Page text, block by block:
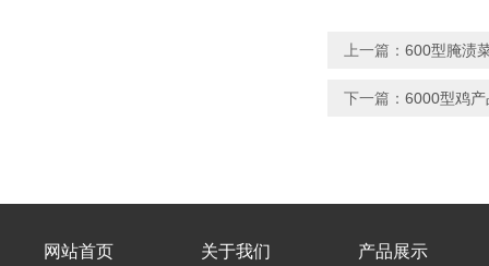
上一篇： 600型腌渍
下一篇： 6000型鸡
网站首页 关于我们 产品展示